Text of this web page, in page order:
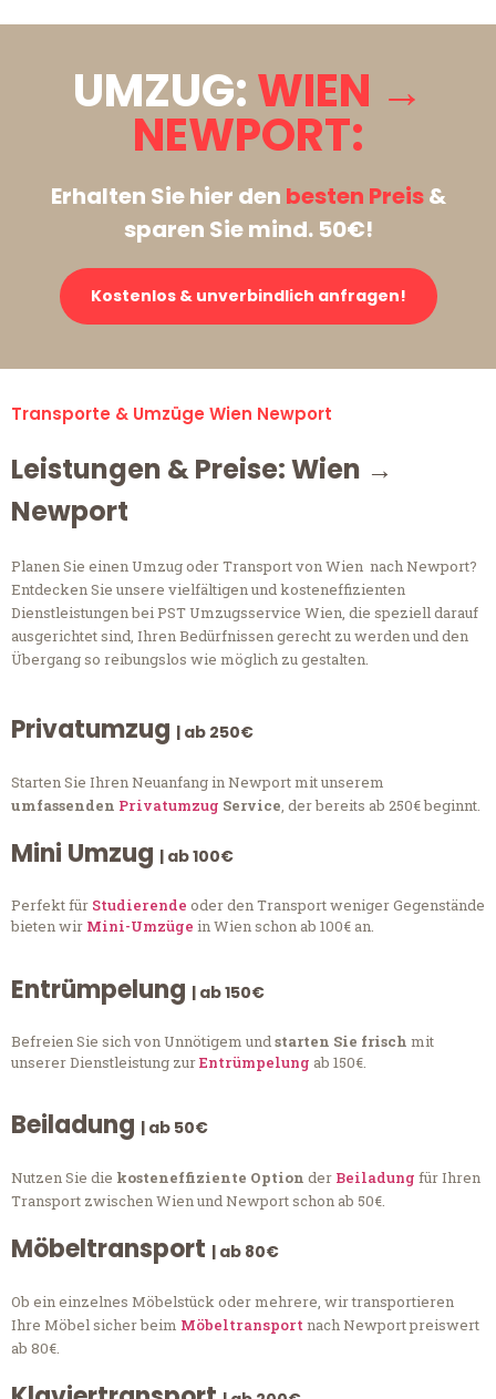
UMZUG:WIEN →
NEWPORT:
Erhalten Sie hier den besten Preis&
sparen Sie mind. 50€!
Kostenlos & unverbindlich anfragen!
Transporte & Umzüge Wien Newport
Leistungen & Preise: Wien →
Newport
Planen Sie einen Umzug oder Transport von Wien nach Newport?
Entdecken Sie unsere vielfältigen und kosteneffizienten
Dienstleistungen bei PST Umzugsservice Wien, die speziell darauf
ausgerichtet sind, Ihren Bedürfnissen gerecht zu werden und den
Übergang so reibungslos wie möglich zu gestalten.
Privatumzug | ab 250€
Starten Sie Ihren Neuanfang in Newport mit unserem
umfassenden Privatumzug Service, der bereits ab 250€ beginnt.
Mini Umzug | ab 100€
Perfekt für Studierende oder den Transport weniger Gegenstände
bieten wir Mini-Umzüge in Wien schon ab 100€ an.
Entrümpelung | ab 150€
Befreien Sie sich von Unnötigem undstarten Sie frisch mit
unserer Dienstleistung zurEntrümpelung ab 150€.
Beiladung | ab 50€
Nutzen Sie die kosteneffiziente Option der Beiladung für Ihren
Transport zwischen Wien und Newport schon ab 50€.
Möbeltransport | ab 80€
Ob ein einzelnes Möbelstück oder mehrere, wir transportieren
Ihre Möbel sicher beim Möbeltransportnach Newport preiswert
ab 80€.